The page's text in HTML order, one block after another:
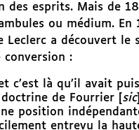
esprits. Mais de
ou médium. En
Leclerc a découvert
:
c’est là qu’il avait
de Fourrier [ sic
position
entrevu la